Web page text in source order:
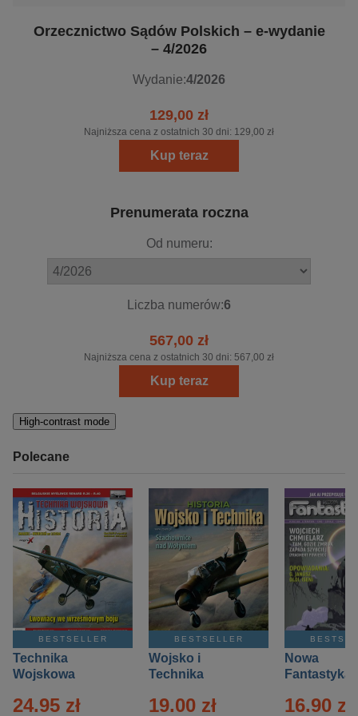
Orzecznictwo Sądów Polskich – e-wydanie
– 4/2026
Wydanie:4/2026
129,00 zł
Najniższa cena z ostatnich 30 dni: 129,00 zł
Kup teraz
Prenumerata roczna
Od numeru:
Liczba numerów:6
567,00 zł
Najniższa cena z ostatnich 30 dni: 567,00 zł
Kup teraz
High-contrast mode
Polecane
BESTSELLER
Technika
Wojskowa
– 2/2026
24.95 zł
BESTSELLER
Wojsko i
Technika
Specjalne –
19.00 zł
Nowa
Fantastyka
16.90 zł